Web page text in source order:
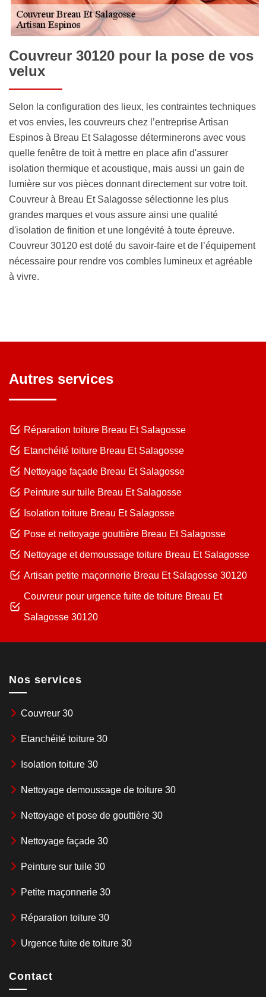
Couvreur 30120 pour la pose de vos
velux
Selon la configuration des lieux, les contraintes techniques
et vos envies, les couvreurs chez l’entreprise Artisan
Espinos à Breau Et Salagosse déterminerons avec vous
quelle fenêtre de toit à mettre en place afin d'assurer
isolation thermique et acoustique, mais aussi un gain de
lumière sur vos pièces donnant directement sur votre toit.
Couvreur à Breau Et Salagosse sélectionne les plus
grandes marques et vous assure ainsi une qualité
d'isolation de finition et une longévité à toute épreuve.
Couvreur 30120 est doté du savoir-faire et de l’équipement
nécessaire pour rendre vos combles lumineux et agréable
à vivre.
Autres services
Réparation toiture Breau Et Salagosse
Etanchéité toiture Breau Et Salagosse
Nettoyage façade Breau Et Salagosse
Peinture sur tuile Breau Et Salagosse
Isolation toiture Breau Et Salagosse
Pose et nettoyage gouttière Breau Et Salagosse
Nettoyage et demoussage toiture Breau Et Salagosse
Artisan petite maçonnerie Breau Et Salagosse 30120
Couvreur pour urgence fuite de toiture Breau Et
Salagosse 30120
Nos services
Couvreur 30
Etanchéité toiture 30
Isolation toiture 30
Nettoyage demoussage de toiture 30
Nettoyage et pose de gouttière 30
Nettoyage façade 30
Peinture sur tuile 30
Petite maçonnerie 30
Réparation toiture 30
Urgence fuite de toiture 30
Contact